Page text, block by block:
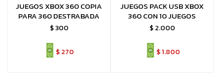
JUEGOS XBOX 360 COPIA
PARA 360 DESTRABADA
$300
$270
JUEGOS PACK USB XBOX
360 CON 10 JUEGOS
$ 2.000
$1.800